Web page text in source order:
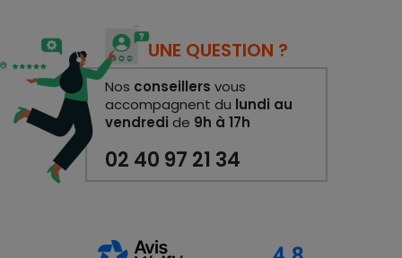
UNE QUESTION ?
Nos conseillers vous
accompagnent du lundi au
vendredi de 9h à 17h
02 40 97 21 34